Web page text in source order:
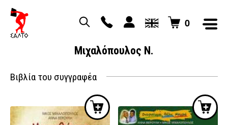
0
Μιχαλόπουλος Ν.
Βιβλία του συγγραφέα